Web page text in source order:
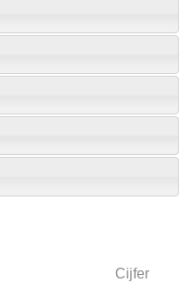
Cijfer